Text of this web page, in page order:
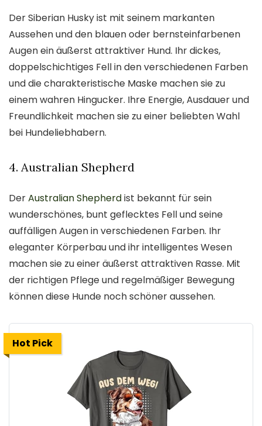
Der Siberian Husky ist mit seinem markanten
Aussehen und den blauen oder bernsteinfarbenen
Augen ein äußerst attraktiver Hund. Ihr dickes,
doppelschichtiges Fell in den verschiedenen Farben
und die charakteristische Maske machen sie zu
einem wahren Hingucker. Ihre Energie, Ausdauer und
Freundlichkeit machen sie zu einer beliebten Wahl
bei Hundeliebhabern.
4. Australian Shepherd
DerAustralian Shepherdist bekannt für sein
wunderschönes, bunt geflecktes Fell und seine
auffälligen Augen in verschiedenen Farben. Ihr
eleganter Körperbau und ihr intelligentes Wesen
machen sie zu einer äußerst attraktiven Rasse. Mit
der richtigen Pflege und regelmäßiger Bewegung
können diese Hunde noch schöner aussehen.
Hot Pick